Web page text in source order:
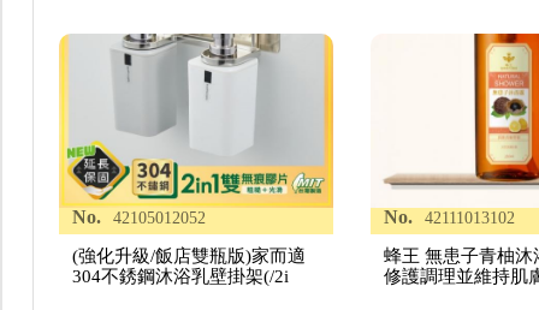
No. 42105012052
(強化升級/飯店雙瓶版)家而適
304不銹鋼沐浴乳壁掛架(/2i
No. 42111013102
蜂王 無患子青柚沐
修護調理並維持肌